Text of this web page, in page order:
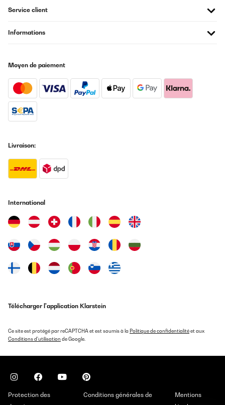
Service client
Informations
Moyen de paiement
Livraison:
International
Télécharger l'application Klarstein
Ce site est protégé par reCAPTCHA et est soumis à la Politique de confidentialitéet aux
Conditions d'utilisation de Google.
Protection des
Conditions générales de
Mentions